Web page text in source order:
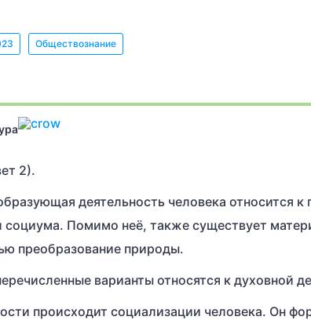
Обществознание
2).
деятельность человека относится
социума. Помимо неё, также существует
преобразование природы.
варианты относятся к духовной
происходит социализации человека. Он